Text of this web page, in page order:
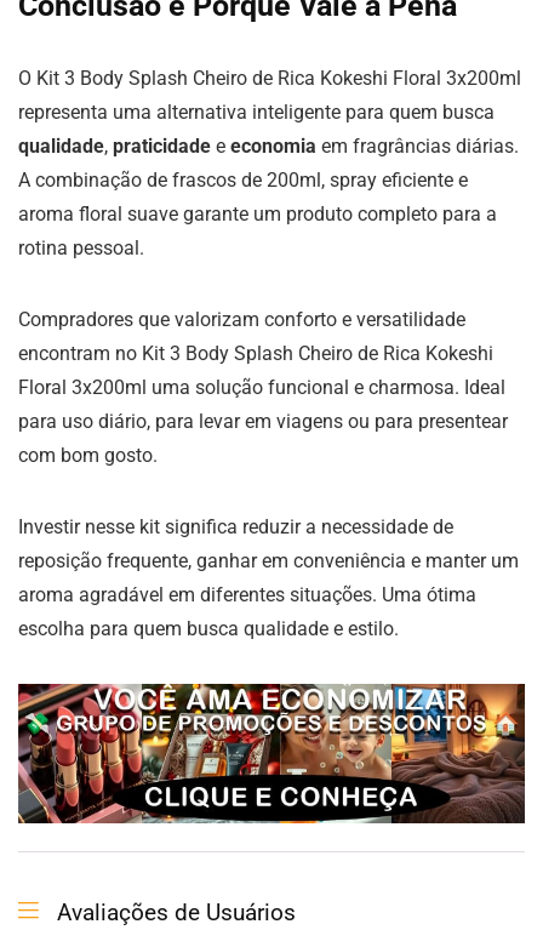
O Kit 3 Body Splash Cheiro de Rica Kokeshi Floral 3x200ml
representa uma alternativa inteligente para quem busca
qualidade, praticidade e economia em fragrâncias diárias.
A combinação de frascos de 200ml, spray eficiente e
aroma floral suave garante um produto completo para a
rotina pessoal.
Compradores que valorizam conforto e versatilidade
encontram no Kit 3 Body Splash Cheiro de Rica Kokeshi
Floral 3x200ml uma solução funcional e charmosa. Ideal
para uso diário, para levar em viagens ou para presentear
com bom gosto.
Investir nesse kit significa reduzir a necessidade de
reposição frequente, ganhar em conveniência e manter um
aroma agradável em diferentes situações. Uma ótima
escolha para quem busca qualidade e estilo.
Avaliações de Usuários